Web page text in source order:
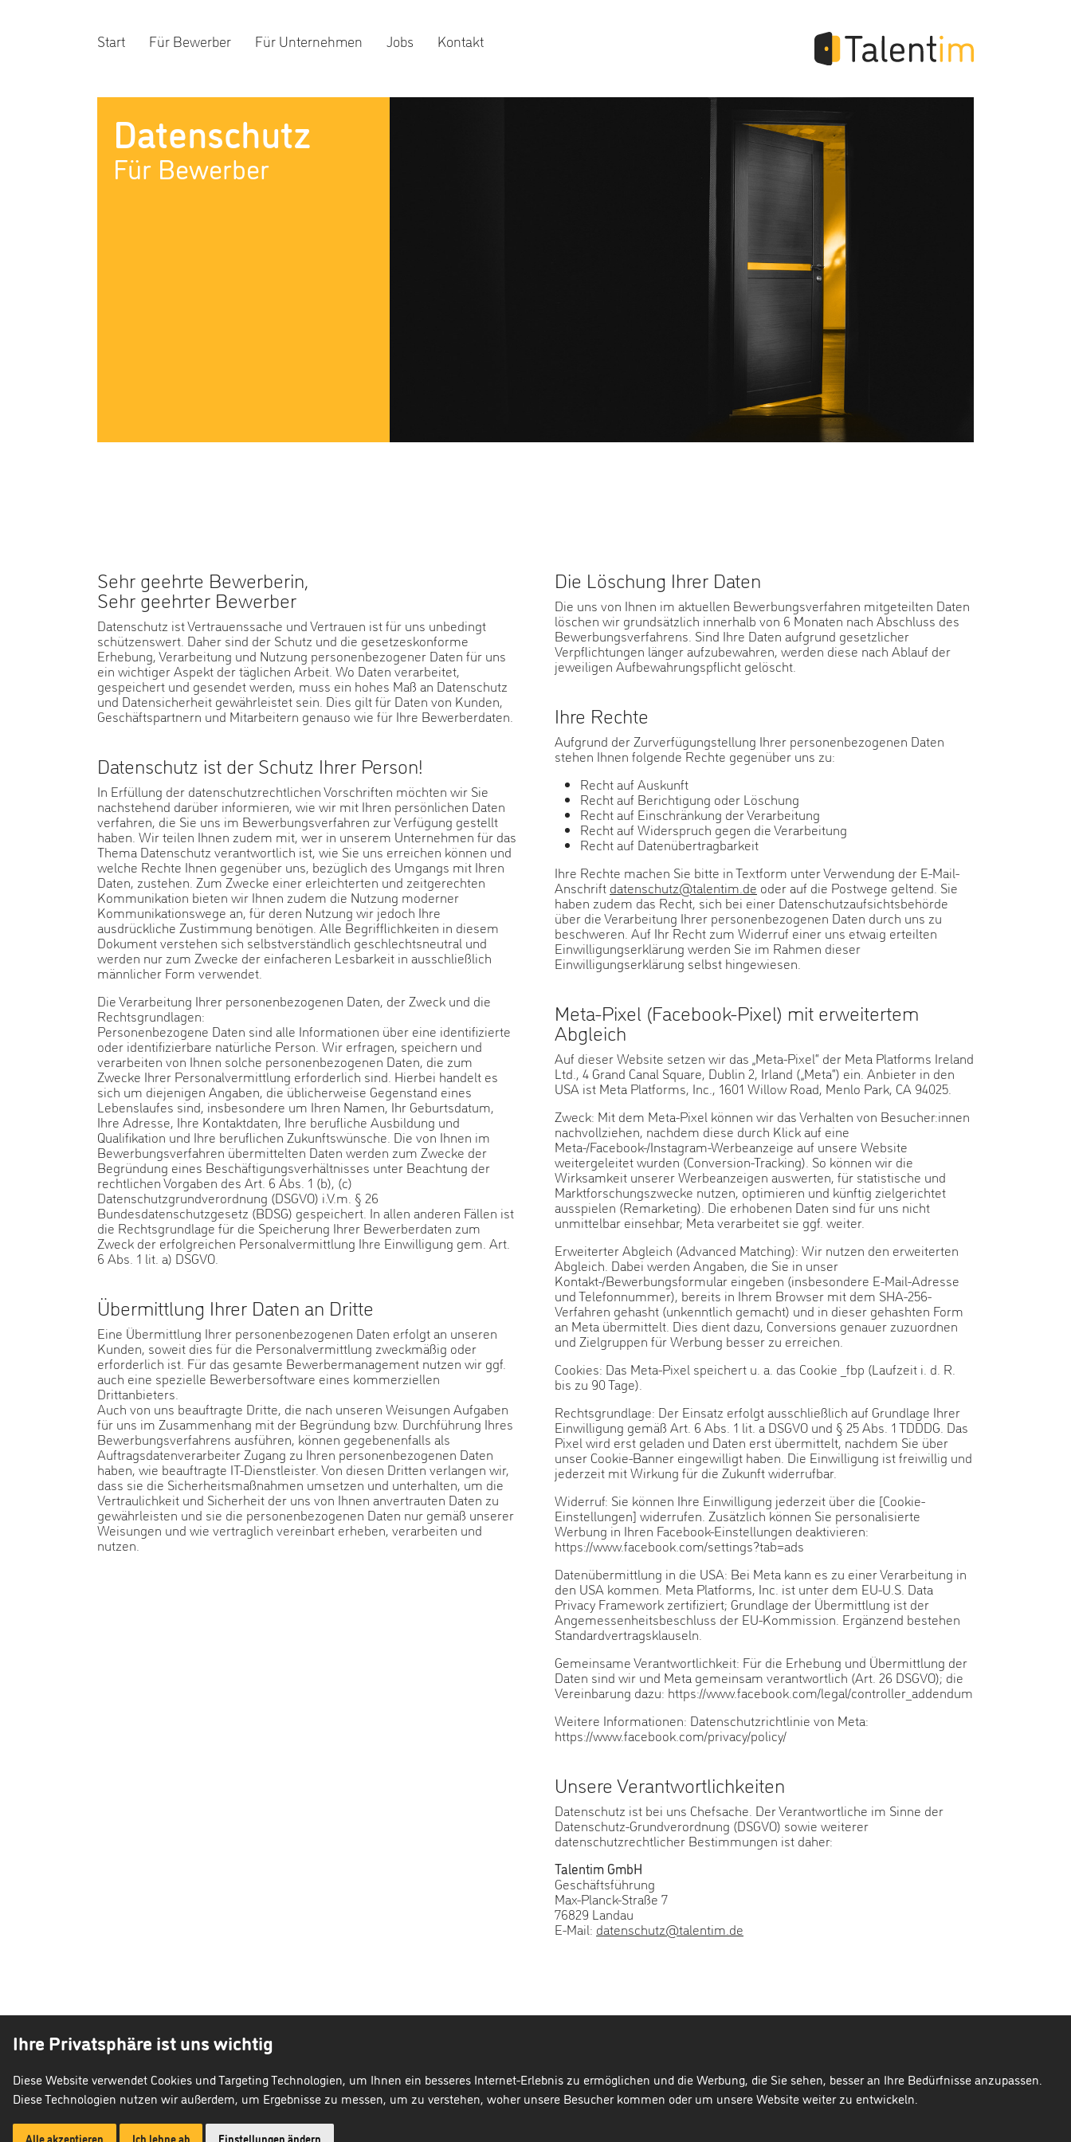
Ihre Privatsphäre ist uns wichtig
Diese Website verwendet Cookies und Targeting Technologien, um Ihnen ein besseres Internet-Erlebnis zu ermöglichen und die Werbung, die Sie sehen, besser an Ihre Bedürfnisse anzupassen.
Diese Technologien nutzen wir außerdem, um Ergebnisse zu messen, um zu verstehen, woher unsere Besucher kommen oder um unsere Website weiter zu entwickeln.
Alle akzeptieren Ich lehne ab Einstellungen ändern
Start Für Bewerber Für Unternehmen Jobs Kontakt
Datenschutz
Für Bewerber
Sehr geehrte Bewerberin,
Sehr geehrter Bewerber
Datenschutz ist Vertrauenssache und Vertrauen ist für uns unbedingt
schützenswert. Daher sind der Schutz und die gesetzeskonforme
Erhebung, Verarbeitung und Nutzung personenbezogener Daten für uns
ein wichtiger Aspekt der täglichen Arbeit. Wo Daten verarbeitet,
gespeichert und gesendet werden, muss ein hohes Maß an Datenschutz
und Datensicherheit gewährleistet sein. Dies gilt für Daten von Kunden,
Geschäftspartnern und Mitarbeitern genauso wie für Ihre Bewerberdaten.
Datenschutz ist der Schutz Ihrer Person!
In Erfüllung der datenschutzrechtlichen Vorschriften möchten wir Sie
nachstehend darüber informieren, wie wir mit Ihren persönlichen Daten
verfahren, die Sie uns im Bewerbungsverfahren zur Verfügung gestellt
haben. Wir teilen Ihnen zudem mit, wer in unserem Unternehmen für das
Thema Datenschutz verantwortlich ist, wie Sie uns erreichen können und
welche Rechte Ihnen gegenüber uns, bezüglich des Umgangs mit Ihren
Daten, zustehen. Zum Zwecke einer erleichterten und zeitgerechten
Kommunikation bieten wir Ihnen zudem die Nutzung moderner
Kommunikationswege an, für deren Nutzung wir jedoch Ihre
ausdrückliche Zustimmung benötigen. Alle Begrifflichkeiten in diesem
Dokument verstehen sich selbstverständlich geschlechtsneutral und
werden nur zum Zwecke der einfacheren Lesbarkeit in ausschließlich
männlicher Form verwendet.
Die Verarbeitung Ihrer personenbezogenen Daten, der Zweck und die
Rechtsgrundlagen:
Personenbezogene Daten sind alle Informationen über eine identifizierte
oder identifizierbare natürliche Person. Wir erfragen, speichern und
verarbeiten von Ihnen solche personenbezogenen Daten, die zum
Zwecke Ihrer Personalvermittlung erforderlich sind. Hierbei handelt es
sich um diejenigen Angaben, die üblicherweise Gegenstand eines
Lebenslaufes sind, insbesondere um Ihren Namen, Ihr Geburtsdatum,
Ihre Adresse, Ihre Kontaktdaten, Ihre berufliche Ausbildung und
Qualifikation und Ihre beruflichen Zukunftswünsche. Die von Ihnen im
Bewerbungsverfahren übermittelten Daten werden zum Zwecke der
Begründung eines Beschäftigungsverhältnisses unter Beachtung der
rechtlichen Vorgaben des Art. 6 Abs. 1 (b), (c)
Datenschutzgrundverordnung (DSGVO) i.V.m. § 26
Bundesdatenschutzgesetz (BDSG) gespeichert. In allen anderen Fällen ist
die Rechtsgrundlage für die Speicherung Ihrer Bewerberdaten zum
Zweck der erfolgreichen Personalvermittlung Ihre Einwilligung gem. Art.
6 Abs. 1 lit. a) DSGVO.
Übermittlung Ihrer Daten an Dritte
Eine Übermittlung Ihrer personenbezogenen Daten erfolgt an unseren
Kunden, soweit dies für die Personalvermittlung zweckmäßig oder
erforderlich ist. Für das gesamte Bewerbermanagement nutzen wir ggf.
auch eine spezielle Bewerbersoftware eines kommerziellen
Drittanbieters.
Auch von uns beauftragte Dritte, die nach unseren Weisungen Aufgaben
für uns im Zusammenhang mit der Begründung bzw. Durchführung Ihres
Bewerbungsverfahrens ausführen, können gegebenenfalls als
Auftragsdatenverarbeiter Zugang zu Ihren personenbezogenen Daten
haben, wie beauftragte IT-Dienstleister. Von diesen Dritten verlangen wir,
dass sie die Sicherheitsmaßnahmen umsetzen und unterhalten, um die
Vertraulichkeit und Sicherheit der uns von Ihnen anvertrauten Daten zu
gewährleisten und sie die personenbezogenen Daten nur gemäß unserer
Weisungen und wie vertraglich vereinbart erheben, verarbeiten und
nutzen.
Die Löschung Ihrer Daten
Die uns von Ihnen im aktuellen Bewerbungsverfahren mitgeteilten Daten
löschen wir grundsätzlich innerhalb von 6 Monaten nach Abschluss des
Bewerbungsverfahrens. Sind Ihre Daten aufgrund gesetzlicher
Verpflichtungen länger aufzubewahren, werden diese nach Ablauf der
jeweiligen Aufbewahrungspflicht gelöscht.
Ihre Rechte
Aufgrund der Zurverfügungstellung Ihrer personenbezogenen Daten
stehen Ihnen folgende Rechte gegenüber uns zu:
Recht auf Auskunft
Recht auf Berichtigung oder Löschung
Recht auf Einschränkung der Verarbeitung
Recht auf Widerspruch gegen die Verarbeitung
Recht auf Datenübertragbarkeit
Ihre Rechte machen Sie bitte in Textform unter Verwendung der E-Mail-
Anschrift datenschutz@talentim.de oder auf die Postwege geltend. Sie
haben zudem das Recht, sich bei einer Datenschutzaufsichtsbehörde
über die Verarbeitung Ihrer personenbezogenen Daten durch uns zu
beschweren. Auf Ihr Recht zum Widerruf einer uns etwaig erteilten
Einwilligungserklärung werden Sie im Rahmen dieser
Einwilligungserklärung selbst hingewiesen.
Meta-Pixel (Facebook-Pixel) mit erweitertem
Abgleich
Auf dieser Website setzen wir das „Meta-Pixel“ der Meta Platforms Ireland
Ltd., 4 Grand Canal Square, Dublin 2, Irland („Meta“) ein. Anbieter in den
USA ist Meta Platforms, Inc., 1601 Willow Road, Menlo Park, CA 94025.
Zweck: Mit dem Meta-Pixel können wir das Verhalten von Besucher:innen
nachvollziehen, nachdem diese durch Klick auf eine
Meta-/Facebook-/Instagram-Werbeanzeige auf unsere Website
weitergeleitet wurden (Conversion-Tracking). So können wir die
Wirksamkeit unserer Werbeanzeigen auswerten, für statistische und
Marktforschungszwecke nutzen, optimieren und künftig zielgerichtet
ausspielen (Remarketing). Die erhobenen Daten sind für uns nicht
unmittelbar einsehbar; Meta verarbeitet sie ggf. weiter.
Erweiterter Abgleich (Advanced Matching): Wir nutzen den erweiterten
Abgleich. Dabei werden Angaben, die Sie in unser
Kontakt-/Bewerbungsformular eingeben (insbesondere E-Mail-Adresse
und Telefonnummer), bereits in Ihrem Browser mit dem SHA-256-
Verfahren gehasht (unkenntlich gemacht) und in dieser gehashten Form
an Meta übermittelt. Dies dient dazu, Conversions genauer zuzuordnen
und Zielgruppen für Werbung besser zu erreichen.
Cookies: Das Meta-Pixel speichert u. a. das Cookie _fbp (Laufzeit i. d. R.
bis zu 90 Tage).
Rechtsgrundlage: Der Einsatz erfolgt ausschließlich auf Grundlage Ihrer
Einwilligung gemäß Art. 6 Abs. 1 lit. a DSGVO und § 25 Abs. 1 TDDDG. Das
Pixel wird erst geladen und Daten erst übermittelt, nachdem Sie über
unser Cookie-Banner eingewilligt haben. Die Einwilligung ist freiwillig und
jederzeit mit Wirkung für die Zukunft widerrufbar.
Widerruf: Sie können Ihre Einwilligung jederzeit über die [Cookie-
Einstellungen] widerrufen. Zusätzlich können Sie personalisierte
Werbung in Ihren Facebook-Einstellungen deaktivieren:
https://www.facebook.com/settings?tab=ads
Datenübermittlung in die USA: Bei Meta kann es zu einer Verarbeitung in
den USA kommen. Meta Platforms, Inc. ist unter dem EU-U.S. Data
Privacy Framework zertifiziert; Grundlage der Übermittlung ist der
Angemessenheitsbeschluss der EU-Kommission. Ergänzend bestehen
Standardvertragsklauseln.
Gemeinsame Verantwortlichkeit: Für die Erhebung und Übermittlung der
Daten sind wir und Meta gemeinsam verantwortlich (Art. 26 DSGVO); die
Vereinbarung dazu: https://www.facebook.com/legal/controller_addendum
Weitere Informationen: Datenschutzrichtlinie von Meta:
https://www.facebook.com/privacy/policy/
Unsere Verantwortlichkeiten
Datenschutz ist bei uns Chefsache. Der Verantwortliche im Sinne der
Datenschutz-Grundverordnung (DSGVO) sowie weiterer
datenschutzrechtlicher Bestimmungen ist daher:
Talentim GmbH
Geschäftsführung
Max-Planck-Straße 7
76829 Landau
E-Mail: datenschutz@talentim.de